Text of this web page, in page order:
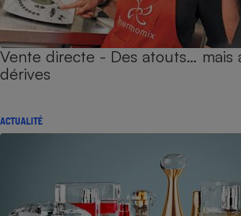
Vente directe - Des atouts… mais
dérives
ACTUALITÉ